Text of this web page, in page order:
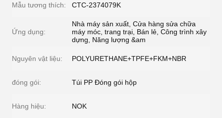
Mẫu tương thích: CTC-2374079K
Ứng dụng:
Nhà máy sản xuất, Cửa hàng sửa chữa
máy móc, trang trại, Bán lẻ, Công trình xây
dựng, Năng lượng &am
Nguyên vật liệu: POLYURETHANE+TPFE+FKM+NBR
đóng gói: Túi PP Đóng gói hộp
Hàng hiệu: NOK